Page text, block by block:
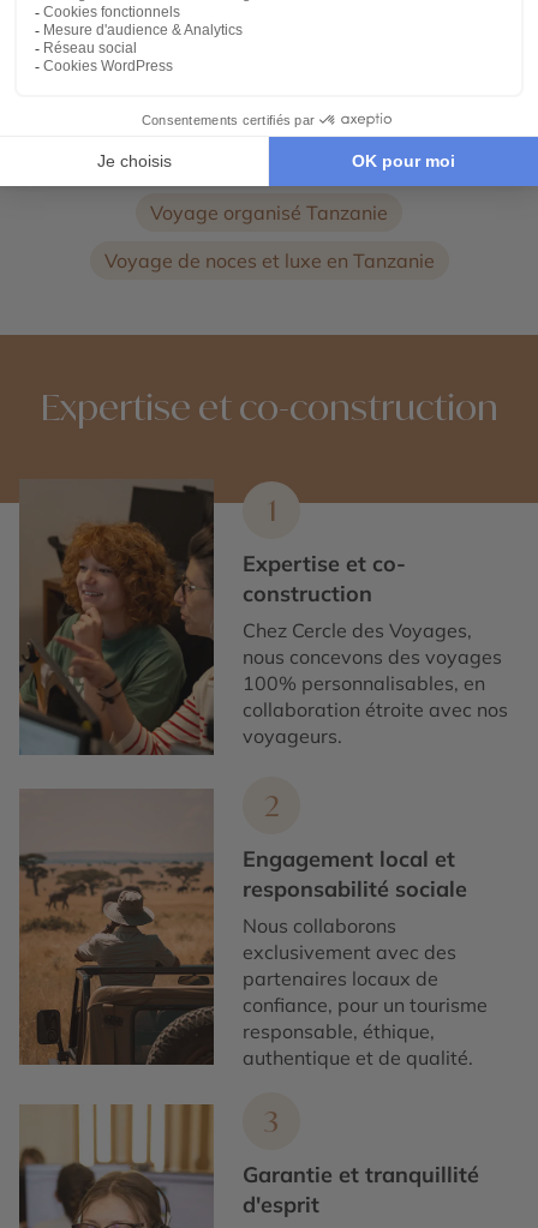
Voyage dans le Parc du Serengeti
Voyage au Kilimandjaro
Voyage au Cratère de Ngorongoro
Combiné Tanzanie et Zanzibar
Voyage organisé Tanzanie
Voyage de noces et luxe en Tanzanie
Expertise et co-construction
1
Expertise et co-
construction
Chez Cercle des Voyages,
nous concevons des voyages
100% personnalisables, en
collaboration étroite avec nos
voyageurs.
2
Engagement local et
responsabilité sociale
Nous collaborons
exclusivement avec des
partenaires locaux de
confiance, pour un tourisme
responsable, éthique,
authentique et de qualité.
3
Garantie et tranquillité
d'esprit